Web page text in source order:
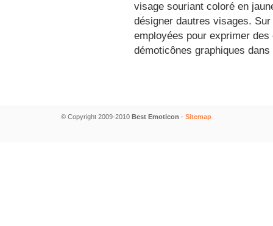
visage souriant coloré en
désigner dautres visages.
employées pour exprimer
démoticônes graphiques
© Copyright 2009-2010 Best Emoticon - Sitemap